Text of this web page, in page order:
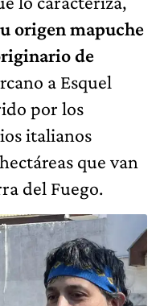
origen mapuche
de
a Esquel
por los
italianos
que van
del Fuego.